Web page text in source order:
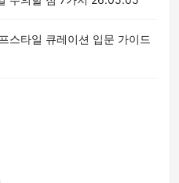
스타일 큐레이션 입문 가이드